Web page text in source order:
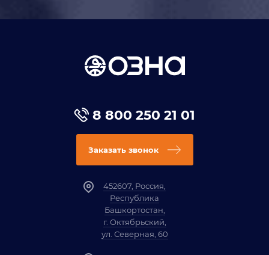
8 800 250 21 01
Заказать звонок
452607, Россия,
Республика
Башкортостан,
г. Октябрьский,
ул. Северная, 60